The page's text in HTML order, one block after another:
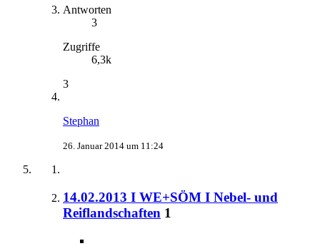
Antworten
3
Zugriffe
6,3k
3
Stephan
26. Januar 2014 um 11:24
14.02.2013 I WE+SÖM I Nebel- und
Reiflandschaften 1